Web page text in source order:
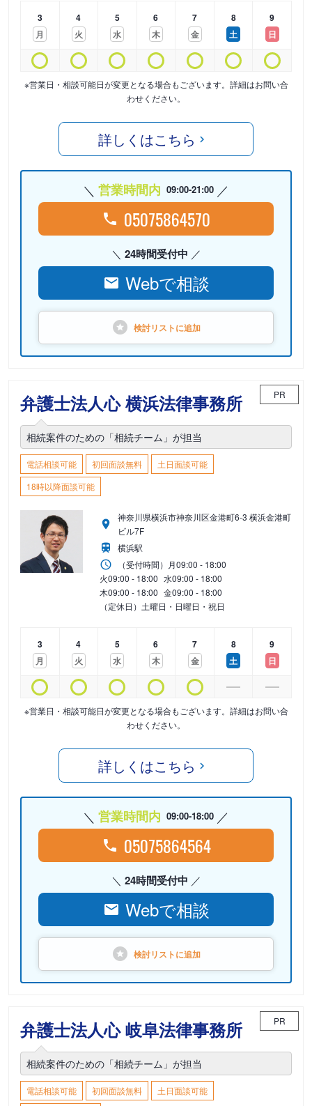
3
月
4
火
5
水
6
木
7
金
8
土
9
日
※営業日・相談可能日が変更となる場合もございます。詳細はお問い合
わせください。
詳しくはこちら
営業時間内 09:00-21:00
05075864570
24時間受付中
Webで相談
検討リストに追加
弁護士法人心 横浜法律事務所 PR
相続案件のための「相続チーム」が担当
電話相談可能 初回面談無料
土日面談可能
18時以降面談可能
神奈川県横浜市神奈川区金港町6-3 横浜金港町
ビル7F
横浜駅
（受付時間） 月09:00 - 18:00
火09:00 - 18:00 水09:00 - 18:00
木09:00 - 18:00 金09:00 - 18:00
（定休日）土曜日・日曜日・祝日
3
月
4
火
5
水
6
木
7
金
8
土
9
日
※営業日・相談可能日が変更となる場合もございます。詳細はお問い合
わせください。
詳しくはこちら
営業時間内 09:00-18:00
05075864564
24時間受付中
Webで相談
検討リストに追加
弁護士法人心 岐阜法律事務所 PR
相続案件のための「相続チーム」が担当
電話相談可能 初回面談無料
土日面談可能